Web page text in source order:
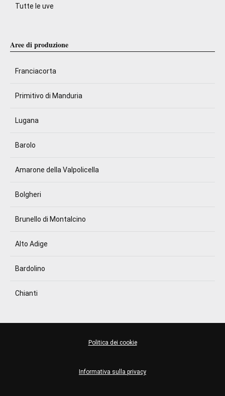
Tutte le uve
Aree di produzione
Franciacorta
Primitivo di Manduria
Lugana
Barolo
Amarone della Valpolicella
Bolgheri
Brunello di Montalcino
Alto Adige
Bardolino
Chianti
Informativa sulla privacy
Politica dei cookie